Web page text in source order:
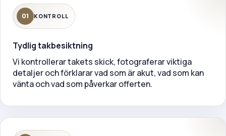
01 KONTROLL
Tydlig takbesiktning
Vi kontrollerar takets skick, fotograferar viktiga
detaljer och förklarar vad som är akut, vad som kan
vänta och vad som påverkar offerten.